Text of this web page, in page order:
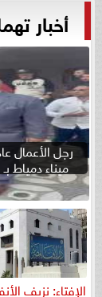
أخبار
رجل الأعمال
ميناء دمياط
الإفتاء: نزيف